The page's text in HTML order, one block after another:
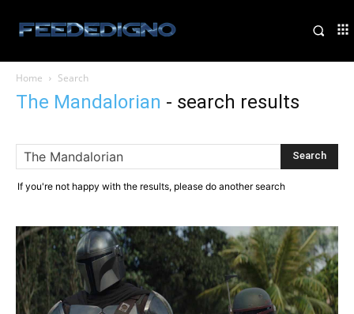
Home Search
The Mandalorian - search results
If you're not happy with the results, please do another search